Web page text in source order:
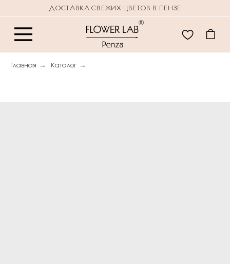
ДОСТАВКА СВЕЖИХ ЦВЕТОВ В ПЕНЗЕ
Главная → Каталог →